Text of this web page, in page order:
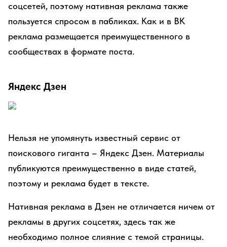
соцсетей, поэтому нативная реклама также
пользуется спросом в пабликах. Как и в ВК
реклама размещается преимущественного в
сообществах в формате поста.
Яндекс Дзен
Нельзя не упомянуть известный сервис от
поискового гиганта – Яндекс Дзен. Материалы
публикуются преимущественно в виде статей,
поэтому и реклама будет в тексте.
Нативная реклама в Дзен не отличается ничем от
рекламы в других соцсетях, здесь так же
необходимо полное слияние с темой страницы.